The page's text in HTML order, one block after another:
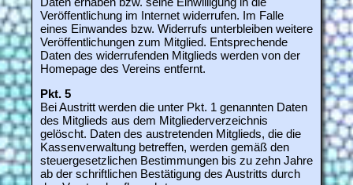
Veröffentlichung im Internet widerrufen. Im Falle
eines Einwandes bzw. Widerrufs unterbleiben weitere
Veröffentlichungen zum Mitglied. Entsprechende
Daten des widerrufenden Mitglieds werden von der
Homepage des Vereins entfernt.
Pkt. 5
Bei Austritt werden die unter Pkt. 1 genannten Daten
des Mitglieds aus dem Mitgliederverzeichnis
gelöscht. Daten des austretenden Mitglieds, die die
Kassenverwaltung betreffen, werden gemäß den
steuergesetzlichen Bestimmungen bis zu zehn Jahre
ab der schriftlichen Bestätigung des Austritts durch